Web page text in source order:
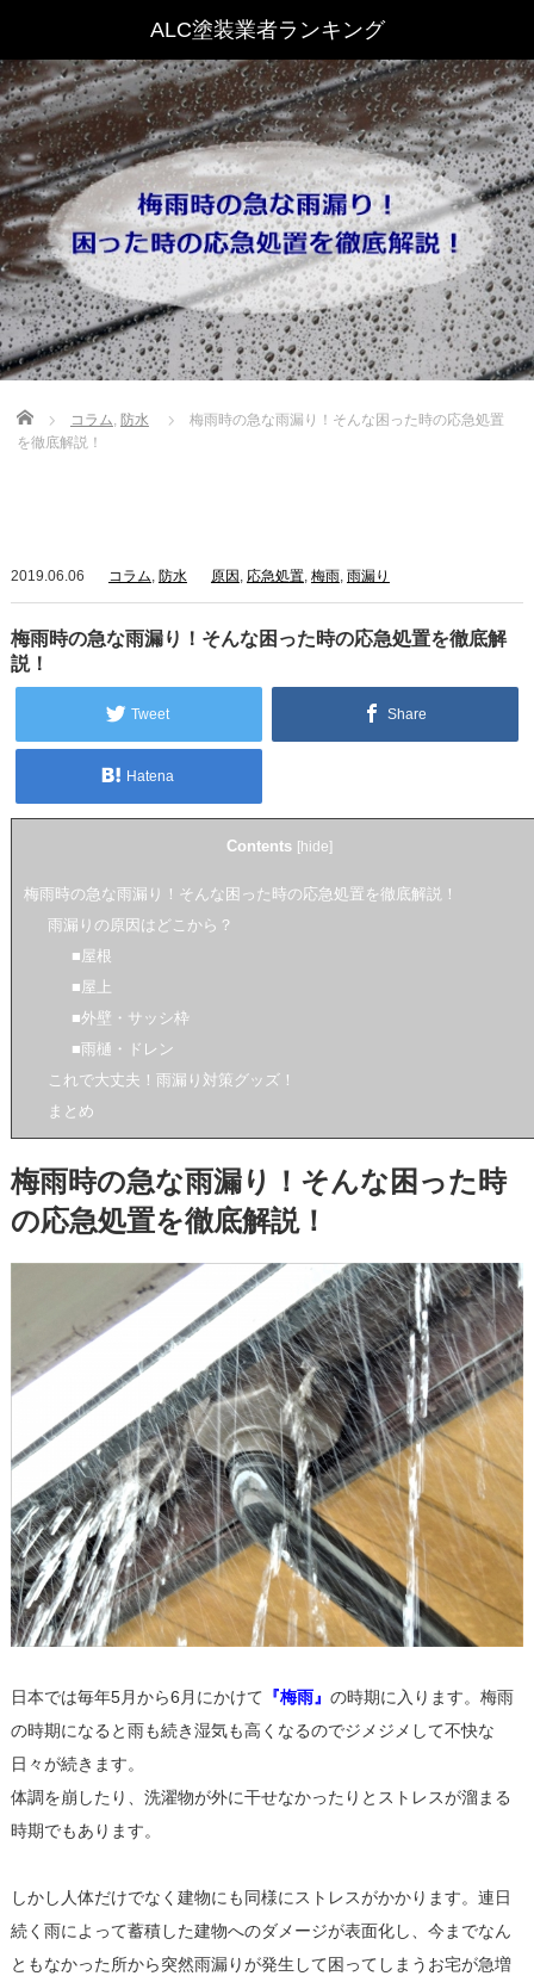
Home コラム 防水
梅雨時の急な雨漏り！そんな困った時の応急処置
を徹底解説！
2019.06.06 コラム 防水 原因 応急処置, 梅雨, 雨漏り
梅雨時の急な雨漏り！そんな困った時の応急処置を徹底解
説！
Tweet Share
Hatena
Contents [hide]
梅雨時の急な雨漏り！そんな困った時の応急処置を徹底解説！
雨漏りの原因はどこから？
■屋根
■屋上
■外壁・サッシ枠
■雨樋・ドレン
これで大丈夫！雨漏り対策グッズ！
まとめ
梅雨時の急な雨漏り！そんな困った時
の応急処置を徹底解説！
日本では毎年5月から6月にかけて 『梅雨』 の時期に入ります。梅雨
の時期になると雨も続き湿気も高くなるのでジメジメして不快な
日々が続きます。
体調を崩したり、洗濯物が外に干せなかったりとストレスが溜まる
時期でもあります。
しかし人体だけでなく建物にも同様にストレスがかかります。連日
続く雨によって蓄積した建物へのダメージが表面化し、今までなん
ともなかった所から突然雨漏りが発生して困ってしまうお宅が急増